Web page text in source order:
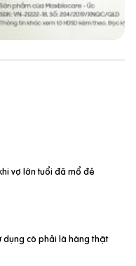
vợ lớn tuổi đã mổ đẻ
dụng có phải là hàng thật